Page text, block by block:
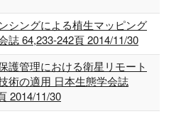
シングによる植生マッピング
誌 64,233-242頁 2014/11/30
護管理における衛星リモート
術の適用 日本生態学会誌
2014/11/30